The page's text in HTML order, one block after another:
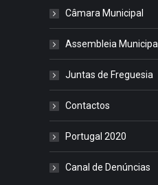
Câmara Municipal
Assembleia Municipal
Juntas de Freguesia
Contactos
Portugal 2020
Canal de Denúncias